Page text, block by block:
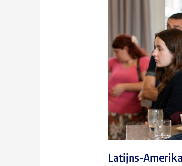
Latijns-